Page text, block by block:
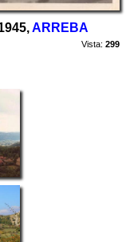
ARREBA
Vista: 299